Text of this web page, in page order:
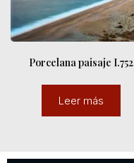
Porcelana paisaje I.752
Leer más